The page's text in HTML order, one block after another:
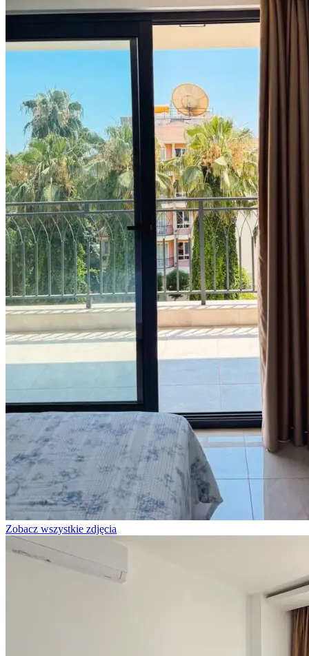
Zobacz wszystkie zdjęcia